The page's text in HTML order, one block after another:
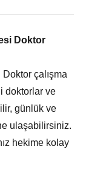
Doktor
çalışma
doktorlar ve
günlük ve
ulaşabilirsiniz.
hekime kolay